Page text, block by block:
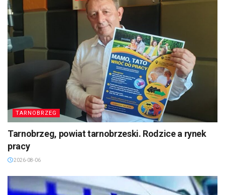
TARNOBRZEG
Tarnobrzeg, powiat tarnobrzeski. Rodzice a rynek
pracy
2026-08-06